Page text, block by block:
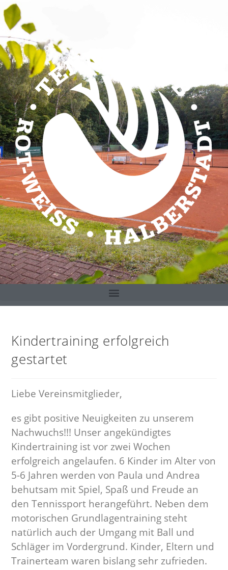
Kindertraining erfolgreich
gestartet
Liebe Vereinsmitglieder,
es gibt positive Neuigkeiten zu unserem
Nachwuchs!!! Unser angekündigtes
Kindertraining ist vor zwei Wochen
erfolgreich angelaufen. 6 Kinder im Alter von
5-6 Jahren werden von Paula und Andrea
behutsam mit Spiel, Spaß und Freude an
den Tennissport herangeführt. Neben dem
motorischen Grundlagentraining steht
natürlich auch der Umgang mit Ball und
Schläger im Vordergrund. Kinder, Eltern und
Trainerteam waren bislang sehr zufrieden.